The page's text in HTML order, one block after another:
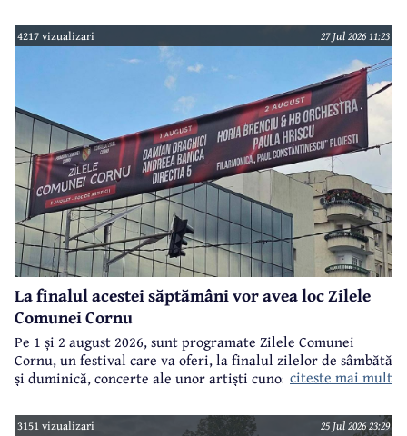
4217 vizualizari 27 Jul 2026 11:23
La finalul acestei săptămâni vor avea loc Zilele
Comunei Cornu
Pe 1 și 2 august 2026, sunt programate Zilele Comunei
Cornu, un festival care va oferi, la finalul zilelor de sâmbătă
și duminică, concerte ale unor artiști cunoscuți.citeste mai mult
3151 vizualizari 25 Jul 2026 23:29